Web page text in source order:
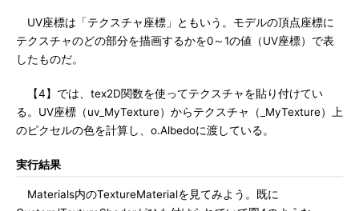
UV座標は「テクスチャ座標」ともいう。モデルの頂点座標に
テクスチャのどの部分を描画するかを0～1の値（UV座標）で表
したものだ。
【4】では、tex2D関数を使ってテクスチャを貼り付けてい
る。UV座標（uv_MyTexture）からテクスチャ（_MyTexture）上
のピクセルの色を計算し、o.Albedoに渡している。
実行結果
Materials内のTextureMaterialを見てみよう。既に